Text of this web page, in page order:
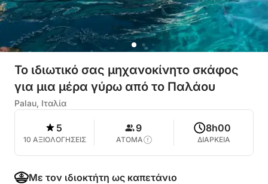
Το ιδιωτικό σας μηχανοκίνητο σκάφος
για μια μέρα γύρω από το Παλάου
Palau, Ιταλία
5
10 ΑΞΙΟΛΟΓΗΣΕΙΣ
9
ΑΤΟΜΑ
8h00
ΔΙΑΡΚΕΙΑ
Με τον ιδιοκτήτη ως καπετάνιο